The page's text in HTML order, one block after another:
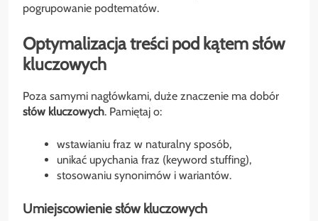
pogrupowanie podtematów.
Optymalizacja treści pod kątem słów
kluczowych
Poza samymi nagłówkami, duże znaczenie ma dobór
słów kluczowych. Pamiętaj o:
wstawianiu fraz w naturalny sposób,
unikać upychania fraz (keyword stuffing),
stosowaniu synonimów i wariantów.
Umiejscowienie słów kluczowych